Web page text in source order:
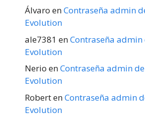
Álvaro enContraseña admin
Evolution
ale7381 enContraseña
Evolution
Nerio enContraseña admin
Evolution
RobertenContraseña admin
Evolution